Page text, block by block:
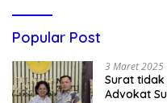
Popular Post
3 Maret 2025
Surat tidak
Advokat